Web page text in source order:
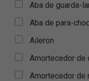
Aba de guarda-
Aba de para-
Aileron
Amortecedor de
Amortecedor de